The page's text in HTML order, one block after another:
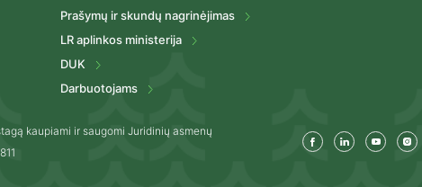
Prašymų ir skundų nagrinėjimas
LR aplinkos ministerija
DUK
Darbuotojams
kaupiami ir saugomi Juridinių asmenų